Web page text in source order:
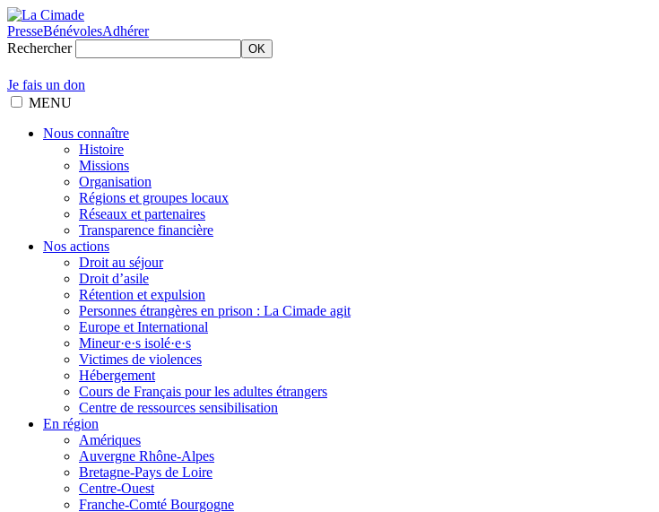
PresseBénévolesAdhérer
Rechercher
OK
Je fais un don
MENU
Nous connaître
Histoire
Missions
Organisation
Régions et groupes locaux
Réseaux et partenaires
Transparence financière
Nos actions
Droit au séjour
Droit d’asile
Rétention et expulsion
Personnes étrangères en prison : La Cimade agit
Europe et International
Mineur·e·s isolé·e·s
Victimes de violences
Hébergement
Cours de Français pour les adultes étrangers
Centre de ressources sensibilisation
En région
Amériques
Auvergne Rhône-Alpes
Bretagne-Pays de Loire
Centre-Ouest
Franche-Comté Bourgogne